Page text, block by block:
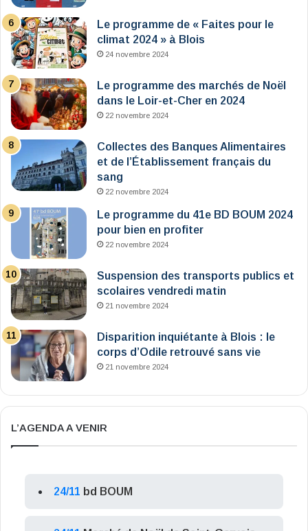
Le programme de « Faites pour le
climat 2024 » à Blois
24 novembre 2024
Le programme des marchés de Noël
dans le Loir-et-Cher en 2024
22 novembre 2024
Collectes des Banques Alimentaires
et de l’Établissement français du
sang
22 novembre 2024
Le programme du 41e BD BOUM 2024
pour bien en profiter
22 novembre 2024
Suspension des transports publics et
scolaires vendredi matin
21 novembre 2024
Disparition inquiétante à Blois : le
corps d’Odile retrouvé sans vie
21 novembre 2024
L’AGENDA A VENIR
24/11 bd BOUM